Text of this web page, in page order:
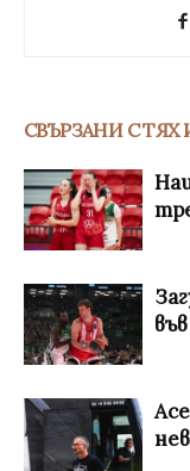
СВЪРЗАНИ С ТЯХ